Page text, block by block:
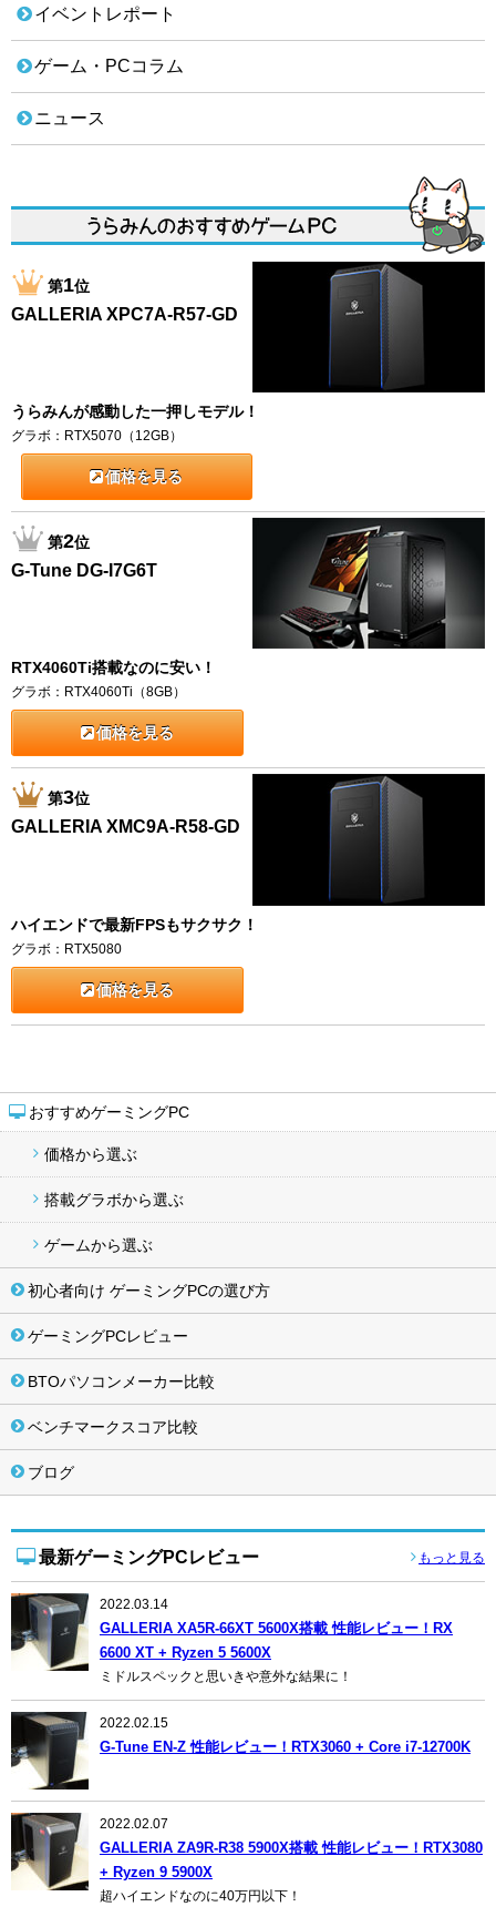
イベントレポート
ゲーム・PCコラム
ニュース
おすすめゲーミングPC
価格から選ぶ
搭載グラボから選ぶ
ゲームから選ぶ
初心者向け ゲーミングPCの選び方
ゲーミングPCレビュー
BTOパソコンメーカー比較
ベンチマークスコア比較
ブログ
最新ゲーミングPCレビュー もっと見る
2022.03.14
GALLERIA XA5R-66XT 5600X搭載 性能レビュー！RX
6600 XT + Ryzen 5 5600X
ミドルスペックと思いきや意外な結果に！
2022.02.15
G-Tune EN-Z 性能レビュー！RTX3060 + Core i7-12700K
2022.02.07
GALLERIA ZA9R-R38 5900X搭載 性能レビュー！RTX3080
+ Ryzen 9 5900X
超ハイエンドなのに40万円以下！
第1位
GALLERIA XPC7A-R57-GD
うらみんが感動した一押しモデル！
グラボ：RTX5070（12GB）
価格を見る
第2位
G-Tune DG-I7G6T
RTX4060Ti搭載なのに安い！
グラボ：RTX4060Ti（8GB）
価格を見る
第3位
GALLERIA XMC9A-R58-GD
ハイエンドで最新FPSもサクサク！
グラボ：RTX5080
価格を見る